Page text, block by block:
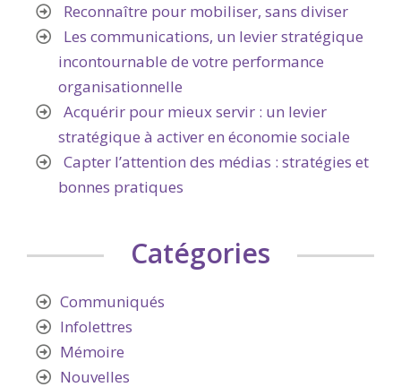
Reconnaître pour mobiliser, sans diviser
Les communications, un levier stratégique
incontournable de votre performance
organisationnelle
Acquérir pour mieux servir : un levier
stratégique à activer en économie sociale
Capter l’attention des médias : stratégies et
bonnes pratiques
Catégories
Communiqués
Infolettres
Mémoire
Nouvelles